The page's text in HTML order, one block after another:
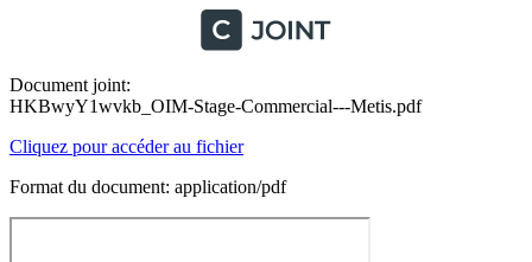
Document joint:
HKBwyY1wvkb_OIM-Stage-Commercial---Metis.pdf
Cliquez pour accéder au fichier
Format du document: application/pdf